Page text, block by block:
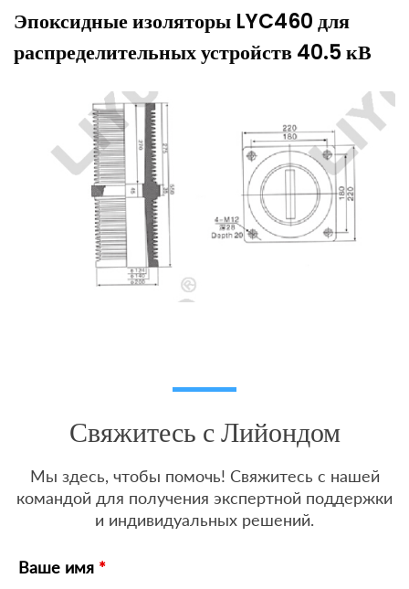
Эпоксидные изоляторы LYC460 для
распределительных устройств 40.5 кВ
Свяжитесь с Лийондом
Мы здесь, чтобы помочь! Свяжитесь с нашей
командой для получения экспертной поддержки
и индивидуальных решений.
Ваше имя *